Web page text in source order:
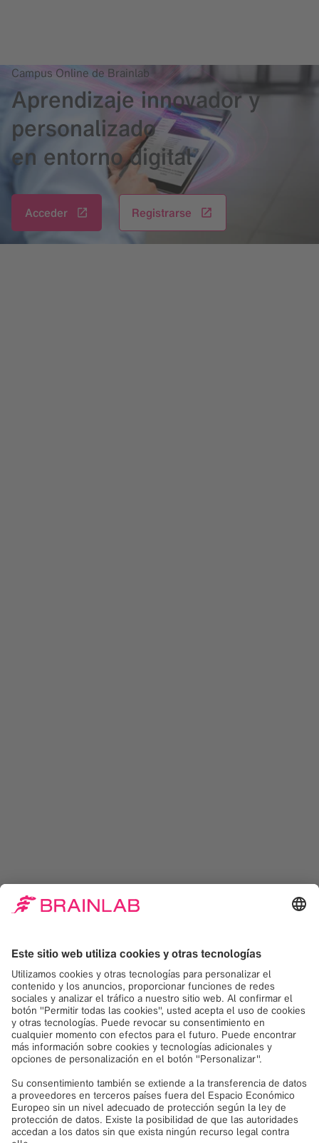
Campus Online de Brainlab
Aprendizaje innovador y
personalizado
en entorno digital
Acceder Registrarse